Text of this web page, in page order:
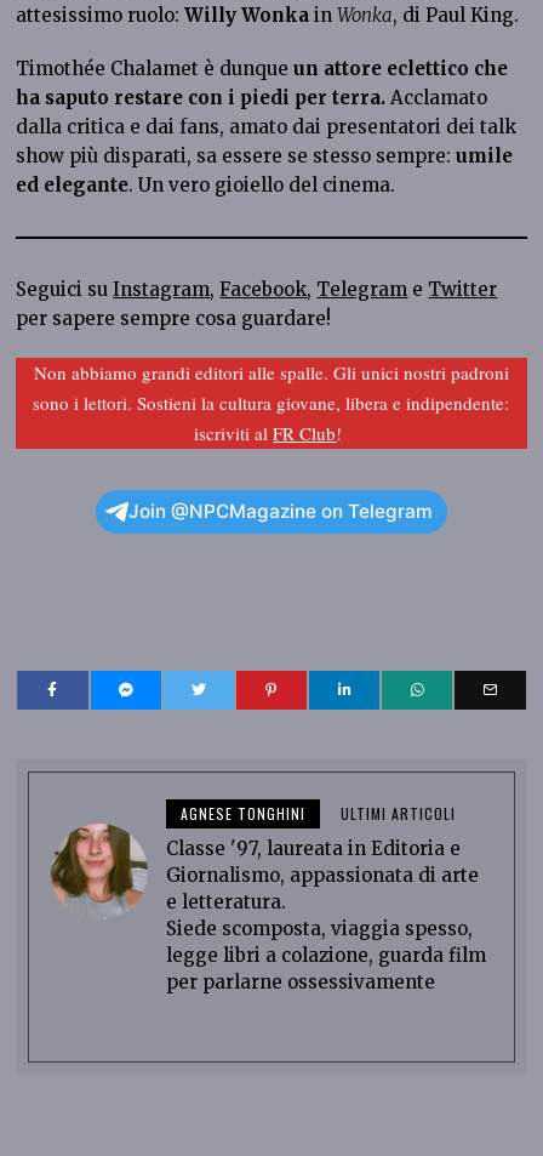
attesissimo ruolo:Willy Wonka inWonka, di Paul King.
Timothée Chalamet è dunque un attore eclettico che
ha saputo restare con i piedi per terra.Acclamato
dalla critica e dai fans, amato dai presentatori dei talk
show più disparati, sa essere se stesso sempre:umile
ed elegante. Un vero gioiello del cinema.
Seguici suInstagram,Facebook, Telegram e Twitter
per sapere sempre cosa guardare!
Non abbiamo grandi editori alle spalle. Gli unici nostri padroni
sono i lettori. Sostieni la cultura giovane, libera e indipendente:
iscriviti alFR Club!
Join @NPCMagazine on Telegram
AGNESE TONGHINI ULTIMI ARTICOLI
Classe '97, laureata in Editoria e
Giornalismo, appassionata di arte
e letteratura.
Siede scomposta, viaggia spesso,
legge libri a colazione, guarda film
per parlarne ossessivamente